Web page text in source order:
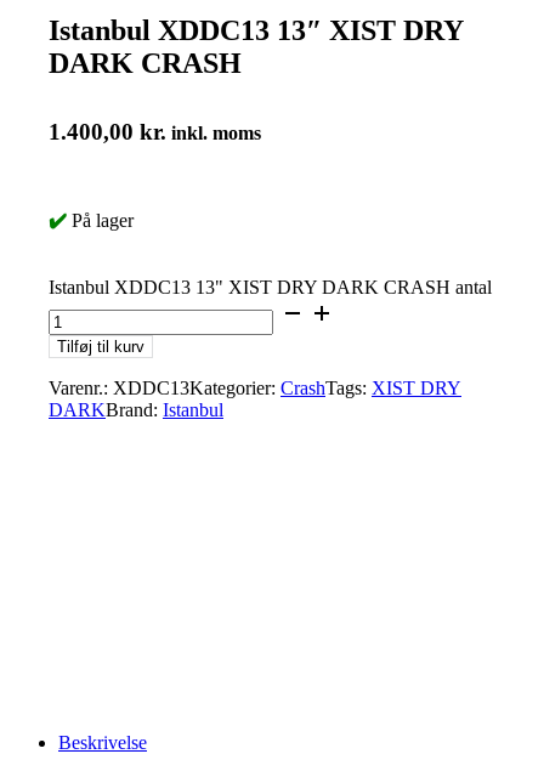
Istanbul XDDC13 13″ XIST DRY
DARK CRASH
1.400,00 kr. inkl. moms
✔️ På lager
Istanbul XDDC13 13" XIST DRY DARK CRASH antal
Tilføj til kurv
Varenr.: XDDC13Kategorier: CrashTags: XIST DRY
DARKBrand: Istanbul
Beskrivelse